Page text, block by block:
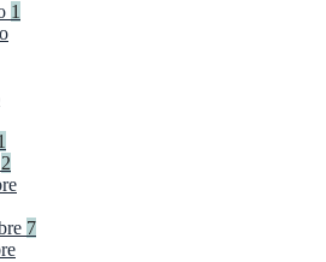
1
2
7